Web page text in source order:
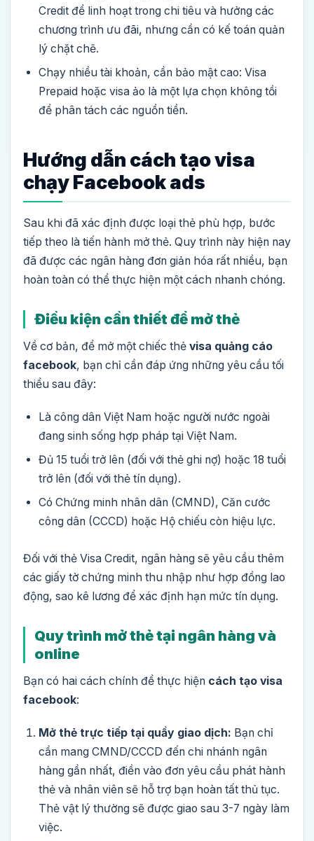
Credit để linh hoạt trong chi tiêu và hưởng các
chương trình ưu đãi, nhưng cần có kế toán quản
lý chặt chẽ.
Chạy nhiều tài khoản, cần bảo mật cao: Visa
Prepaid hoặc visa ảo là một lựa chọn không tồi
để phân tách các nguồn tiền.
Hướng dẫn cách tạo visa
chạy Facebook ads
Sau khi đã xác định được loại thẻ phù hợp, bước
tiếp theo là tiến hành mở thẻ. Quy trình này hiện nay
đã được các ngân hàng đơn giản hóa rất nhiều, bạn
hoàn toàn có thể thực hiện một cách nhanh chóng.
Điều kiện cần thiết để mở thẻ
Về cơ bản, để mở một chiếc thẻ visa quảng cáo
facebook, bạn chỉ cần đáp ứng những yêu cầu tối
thiểu sau đây:
Là công dân Việt Nam hoặc người nước ngoài
đang sinh sống hợp pháp tại Việt Nam.
Đủ 15 tuổi trở lên (đối với thẻ ghi nợ) hoặc 18 tuổi
trở lên (đối với thẻ tín dụng).
Có Chứng minh nhân dân (CMND), Căn cước
công dân (CCCD) hoặc Hộ chiếu còn hiệu lực.
Đối với thẻ Visa Credit, ngân hàng sẽ yêu cầu thêm
các giấy tờ chứng minh thu nhập như hợp đồng lao
động, sao kê lương để xác định hạn mức tín dụng.
Quy trình mở thẻ tại ngân hàng và
online
Bạn có hai cách chính để thực hiện cách tạo visa
facebook:
Mở thẻ trực tiếp tại quầy giao dịch: Bạn chỉ
cần mang CMND/CCCD đến chi nhánh ngân
hàng gần nhất, điền vào đơn yêu cầu phát hành
thẻ và nhân viên sẽ hỗ trợ bạn hoàn tất thủ tục.
Thẻ vật lý thường sẽ được giao sau 3-7 ngày làm
việc.